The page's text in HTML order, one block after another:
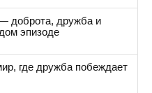
доброта, дружба и
эпизоде
где дружба побеждает